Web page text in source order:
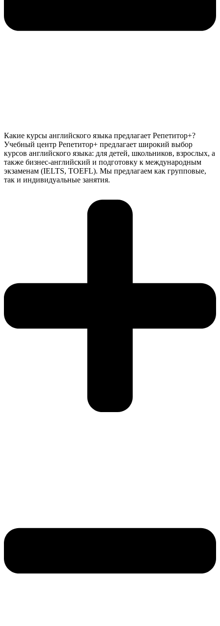
Какие курсы английского языка предлагает Репетитор+?
Учебный центр Репетитор+ предлагает широкий выбор
курсов английского языка: для детей, школьников, взрослых, а
также бизнес-английский и подготовку к международным
экзаменам (IELTS, TOEFL). Мы предлагаем как групповые,
так и индивидуальные занятия.